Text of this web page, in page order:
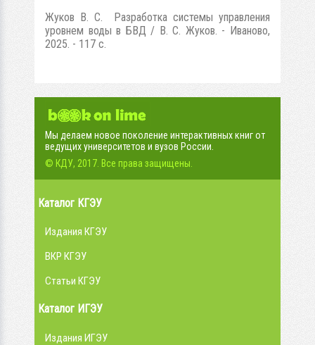
Жуков В. С. Разработка системы управления
уровнем воды в БВД / В. С. Жуков. - Иваново,
2025. - 117 с.
Мы делаем новое поколение интерактивных книг от
ведущих университетов и вузов России.
© КДУ, 2017. Все права защищены.
Каталог КГЭУ
Издания КГЭУ
ВКР КГЭУ
Статьи КГЭУ
Каталог ИГЭУ
Издания ИГЭУ